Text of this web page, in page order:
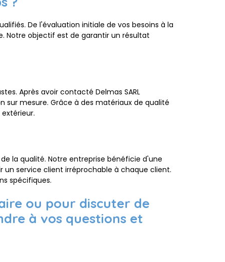
De l'évaluation initiale de vos besoins à la
Notre objectif est de garantir un résultat
Après avoir contacté Delmas SARL
sur mesure. Grâce à des matériaux de qualité
la qualité. Notre entreprise bénéficie d'une
service client irréprochable à chaque client.
spécifiques.
ou pour discuter de
à vos questions et